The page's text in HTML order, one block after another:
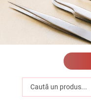
EXTENSII GENE
LAMINARE GENE
ACCESORII